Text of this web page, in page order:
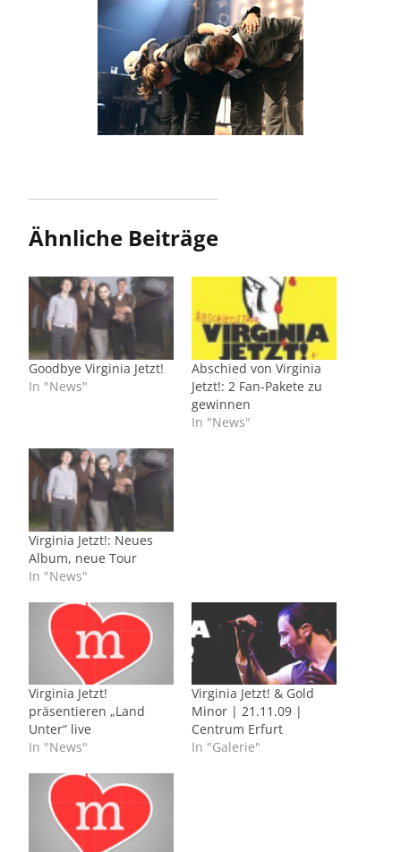
Ähnliche Beiträge
Goodbye Virginia Jetzt!
In "News"
Abschied von Virginia
Jetzt!: 2 Fan-Pakete zu
gewinnen
In "News"
Virginia Jetzt!: Neues
Album, neue Tour
In "News"
Virginia Jetzt!
präsentieren „Land
Unter“ live
In "News"
Virginia Jetzt! & Gold
Minor | 21.11.09 |
Centrum Erfurt
In "Galerie"